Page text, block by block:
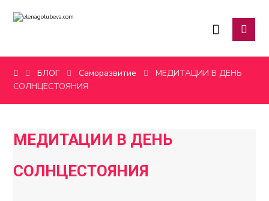
БЛОГ Саморазвитие
МЕДИТАЦИИ В ДЕНЬ
СОЛНЦЕСТОЯНИЯ
МЕДИТАЦИИ В ДЕНЬ
СОЛНЦЕСТОЯНИЯ